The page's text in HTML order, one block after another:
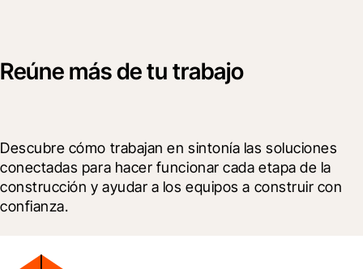
Reúne más de tu trabajo
Descubre cómo trabajan en sintonía las soluciones
conectadas para hacer funcionar cada etapa de la
construcción y ayudar a los equipos a construir con
confianza.